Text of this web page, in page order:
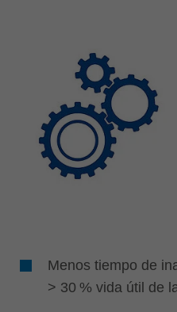
Menos tiempo de
> 30 % vida útil de